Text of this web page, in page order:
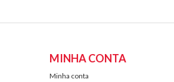
MINHA CONTA
Minha conta